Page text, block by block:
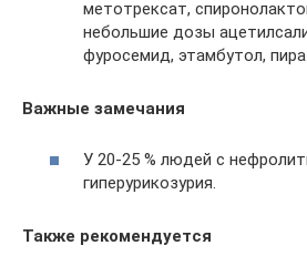
метотрексат,
небольшие дозы
фуросемид, этамбутол,
Важные замечания
У 20-25 % людей с
гиперурикозурия.
Также рекомендуется